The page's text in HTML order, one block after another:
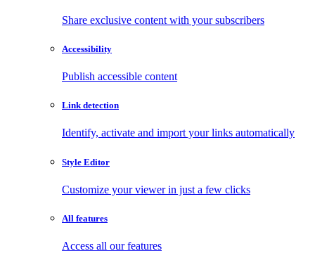
Share exclusive content with your subscribers
Accessibility
Publish accessible content
Link detection
Identify, activate and import your links automatically
Style Editor
Customize your viewer in just a few clicks
All features
Access all our features